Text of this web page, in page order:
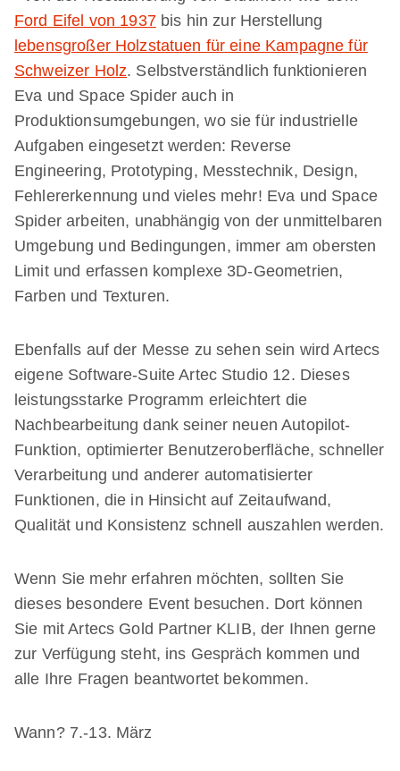
Ford Eifel von 1937bis hin zur Herstellung
lebensgroßer Holzstatuen für eine Kampagne für
Schweizer Holz. Selbstverständlich funktionieren
Eva und Space Spider auch in
Produktionsumgebungen, wo sie für industrielle
Aufgaben eingesetzt werden: Reverse
Engineering, Prototyping, Messtechnik, Design,
Fehlererkennung und vieles mehr! Eva und Space
Spider arbeiten, unabhängig von der unmittelbaren
Umgebung und Bedingungen, immer am obersten
Limit und erfassen komplexe 3D-Geometrien,
Farben und Texturen.
Ebenfalls auf der Messe zu sehen sein wird Artecs
eigene Software-Suite Artec Studio 12. Dieses
leistungsstarke Programm erleichtert die
Nachbearbeitung dank seiner neuen Autopilot-
Funktion, optimierter Benutzeroberfläche, schneller
Verarbeitung und anderer automatisierter
Funktionen, die in Hinsicht auf Zeitaufwand,
Qualität und Konsistenz schnell auszahlen werden.
Wenn Sie mehr erfahren möchten, sollten Sie
dieses besondere Event besuchen. Dort können
Sie mit Artecs Gold Partner KLIB, der Ihnen gerne
zur Verfügung steht, ins Gespräch kommen und
alle Ihre Fragen beantwortet bekommen.
Wann? 7.-13. März